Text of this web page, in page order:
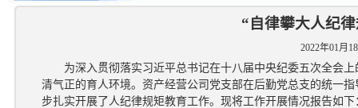
“自律攀大人纪
2022年01月
为深入贯彻落实习近平总书记在十八届中央纪委五次全会
清气正的育人环境。资产经营公司党支部在后勤党总支的统一
步扎实开展了人纪律规矩教育工作。现将工作开展情况报告如下